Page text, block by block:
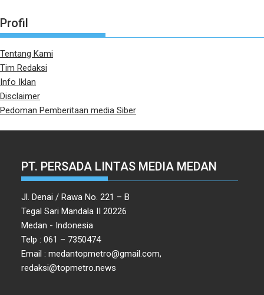
Profil
Tentang Kami
Tim Redaksi
Info Iklan
Disclaimer
Pedoman Pemberitaan media Siber
PT. PERSADA LINTAS MEDIA MEDAN
Jl. Denai / Rawa No. 221 – B
Tegal Sari Mandala II 20226
Medan - Indonesia
Telp : 061 – 7350474
Email : medantopmetro@gmail.com,
redaksi@topmetro.news